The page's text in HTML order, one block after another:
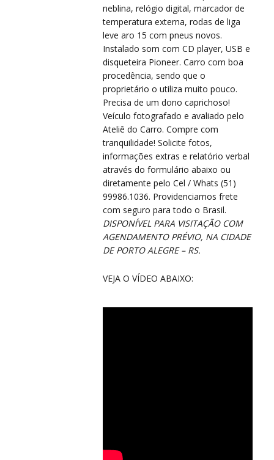
neblina, relógio digital, marcador de
temperatura externa, rodas de liga
leve aro 15 com pneus novos.
Instalado som com CD player, USB e
disqueteira Pioneer. Carro com boa
procedência, sendo que o
proprietário o utiliza muito pouco.
Precisa de um dono caprichoso!
Veículo fotografado e avaliado pelo
Ateliê do Carro. Compre com
tranquilidade! Solicite fotos,
informações extras e relatório verbal
através do formulário abaixo ou
diretamente pelo Cel / Whats (51)
99986.1036. Providenciamos frete
com seguro para todo o Brasil.
DISPONÍVEL PARA VISITAÇÃO COM
AGENDAMENTO PRÉVIO, NA CIDADE
DE PORTO ALEGRE – RS.
VEJA O VÍDEO ABAIXO: